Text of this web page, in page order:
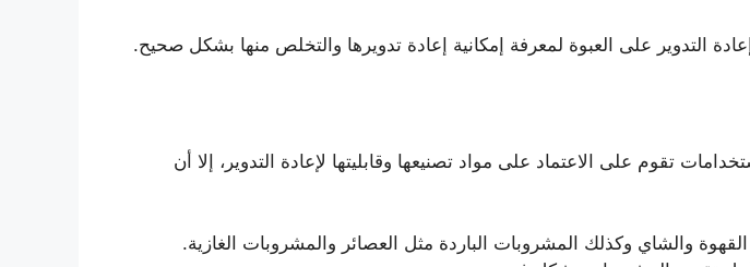
التدوير على العبوة لمعرفة إمكانية إعادة تدويرها والتخلص منها بشكل صحيح.
تقوم على الاعتماد على مواد تصنيعها وقابليتها لإعادة التدوير، إلا أن
والشاي وكذلك المشروبات الباردة مثل العصائر والمشروبات الغازية.